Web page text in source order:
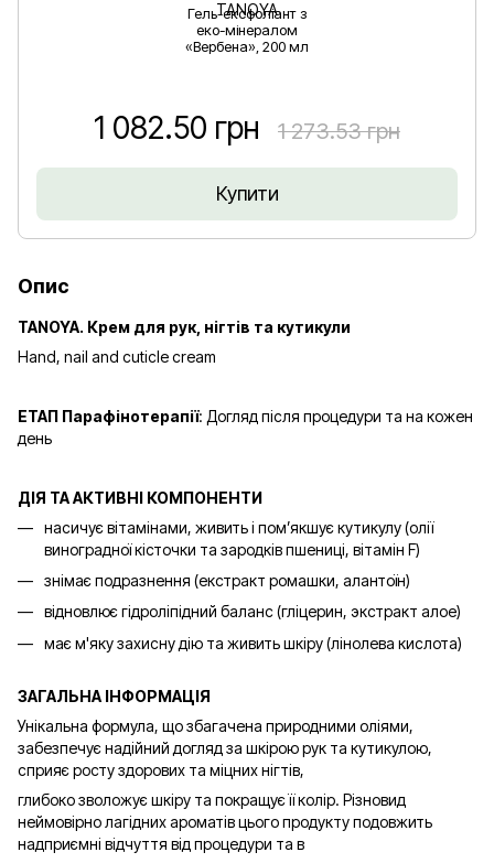
Гель-ексфоліант з
еко-мінералом
«Вербена», 200 мл
1 082.50 грн 1 273.53 грн
Купити
Опис
TANOYA. Крем для рук, нігтів та кутикули
Hand, nail and cuticle cream
ЕТАП Парафінотерапії: Догляд після процедури та на кожен
день
ДІЯ ТА АКТИВНІ КОМПОНЕНТИ
насичує вітамінами, живить і пом’якшує кутикулу (олії
виноградної кісточки та зародків пшениці, вітамін F)
знімає подразнення (екстракт ромашки, алантоїн)
відновлює гідроліпідний баланс (гліцерин, экстракт алое)
має м'яку захисну дію та живить шкіру (лінолева кислота)
ЗАГАЛЬНА ІНФОРМАЦІЯ
Унікальна формула, що збагачена природними олiями,
забезпечує надійний догляд за шкірою рук та кутикулою,
сприяє росту здорових та міцних нігтів,
глибоко зволожує шкіру та покращує її колір. Різновид
неймовірно лагідних ароматів цього продукту подовжить
надприємні відчуття від процедури та в